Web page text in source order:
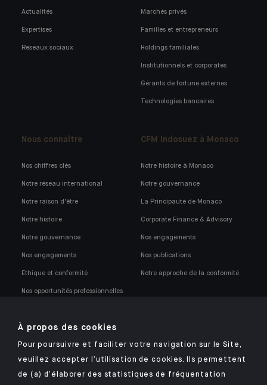
Actualités
Expertises
Réseaux sociaux
Marchés privés
Familles et entrepreneurs
Holdings familiales
Institutionnels et corporates
Gérants de fortune externes
Technologies bancaires
Nous connaître
Nos chiffres clés
Notre réseau international
Notre raison d'être
Notre histoire
Notre gouvernance
Nos engagements
Ethique et conformité
Nos opportunités professionnelles
CFM Indosuez à Monaco
Notre histoire à Monaco
Notre gouvernance
La Principauté de Monaco
Corporate Finance & Advisory
Nos engagements
Nos publications
Notre approche de la conformité
Retrouvez notre application mobile Indosuez
À propos des cookies
Pour poursuivre et faciliter votre navigation sur le Site,
veuillez accepter l’utilisation de cookies. Ils permettent
de (a) d’élaborer des statistiques de fréquentation